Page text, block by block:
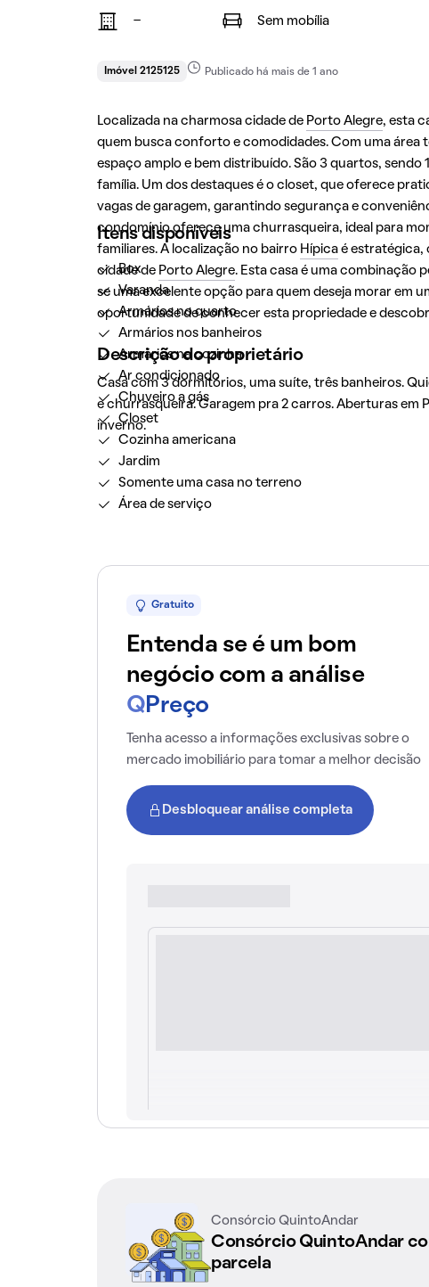
- Sem mobília
Imóvel 2125125 Publicado há mais de 1 ano
Localizada na charmosa cidade de Porto Alegre, esta
quem busca conforto e comodidades. Com uma área
espaço amplo e bem distribuído. São 3 quartos,
família. Um dos destaques é o closet, que oferece
vagas de garagem, garantindo segurança e
condomínio oferece uma churrasqueira, ideal para
familiares. A localização no bairro Hípicaé estratégica,
cidade de Porto Alegre. Esta casa é uma combinação
se uma excelente opção para quem deseja morar em
oportunidade de conhecer esta propriedade e
Descrição do proprietário
Casa com 3 dormitórios, uma suíte, três banheiros.
e churrasqueira. Garagem pra 2 carros. Aberturas em
inverno.
Itens disponíveis
Box
Varanda
Armários no quarto
Armários nos banheiros
Armários na cozinha
Ar condicionado
Chuveiro a gás
Closet
Cozinha americana
Jardim
Somente uma casa no terreno
Área de serviço
Gratuito
Entenda se é um bom
negócio com a análise
Q Preço
Tenha acesso a informações exclusivas sobre o
mercado imobiliário para tomar a melhor decisão
Desbloquear análise completa
Consórcio QuintoAndar
Consórcio QuintoAndar
parcela